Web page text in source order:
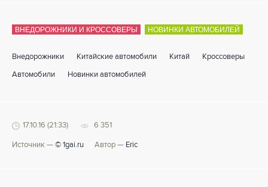
ВНЕДОРОЖНИКИ И КРОССОВЕРЫ НОВИНКИ АВТОМОБИЛЕЙ
Внедорожники Китайские автомобили Китай Кроссоверы
Автомобили Новинки автомобилей
17.10.16 (21:33) 6 351
Источник — © 1gai.ru Автор — Eric